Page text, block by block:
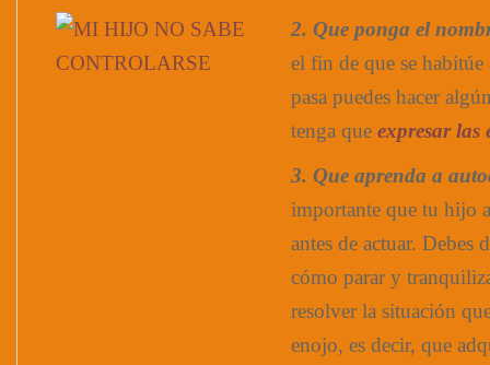
2. Que ponga el
el fin de que se
pasa puedes hacer
tenga que expresar las
3. Que aprenda a
importante que tu hijo
antes de actuar. Debes
cómo parar y
resolver la situación
enojo, es decir, que